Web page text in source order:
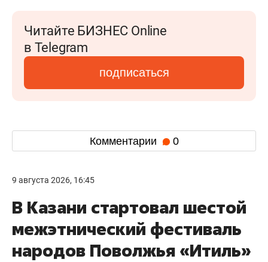
Читайте БИЗНЕС Online
в Telegram
подписаться
Комментарии 0
9 августа 2026, 16:45
В Казани стартовал шестой
межэтнический фестиваль
народов Поволжья «Итиль»